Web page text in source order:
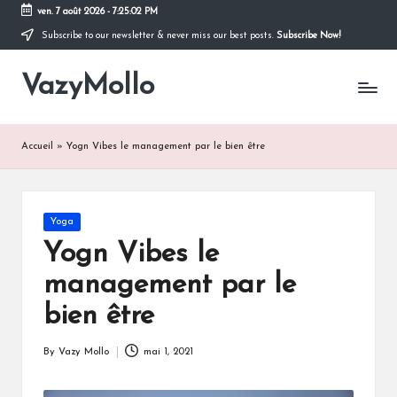
Skip
content
ven. 7 août 2026- 7:25:03 PM
Subscribe to our newsletter & never miss our best posts. Subscribe Now!
VazyMollo
Pensez
Accueil » Yogn Vibes le management par le bien être
Posted
in
Yoga
Yogn Vibes le
management par le
bien être
By Vazy Mollo mai 1, 2021